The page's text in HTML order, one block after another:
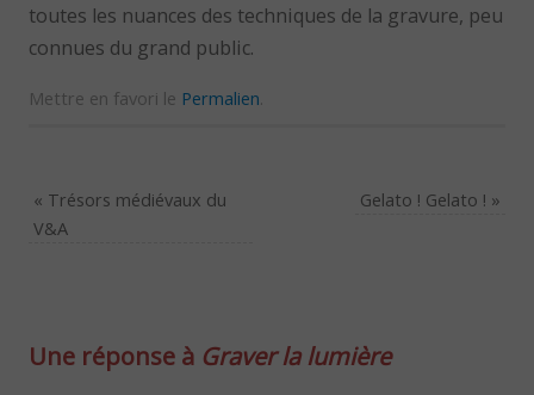
toutes les nuances des techniques de la gravure, peu
connues du grand public.
Mettre en favori le Permalien
« Trésors médiévaux du
V&A
Gelato ! Gelato ! »
Une réponse à Graver la lumière